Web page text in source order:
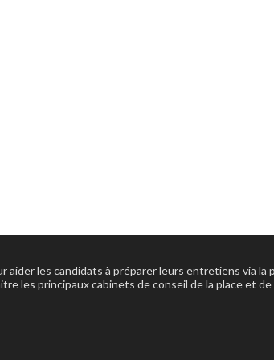
les candidats à préparer leurs entretiens via
les principaux cabinets de conseil de la place et